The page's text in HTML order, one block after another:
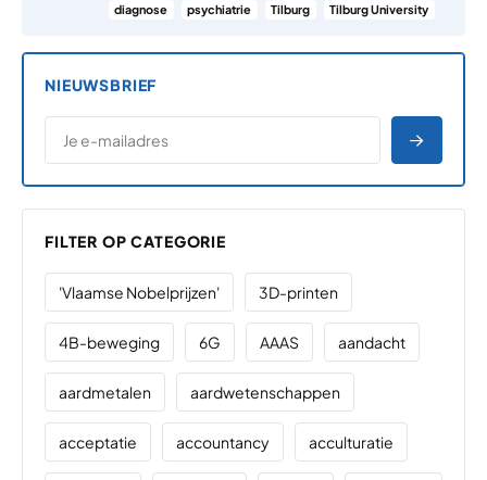
diagnose psychiatrie Tilburg Tilburg University
NIEUWSBRIEF
E-MAILADRES
*
FILTER OP CATEGORIE
'Vlaamse Nobelprijzen' 3D-printen
4B-beweging 6G AAAS aandacht
aardmetalen aardwetenschappen
acceptatie accountancy acculturatie